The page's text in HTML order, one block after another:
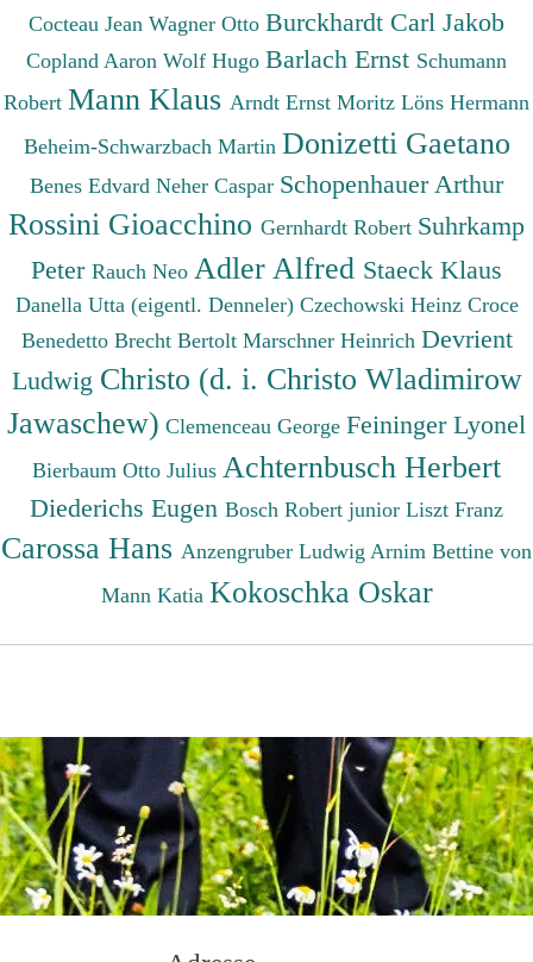
Cocteau Jean Wagner Otto Burckhardt Carl Jakob
Copland Aaron Wolf Hugo Barlach Ernst Schumann
Robert Mann Klaus Arndt Ernst Moritz Löns Hermann
Beheim-Schwarzbach Martin Donizetti Gaetano
Benes Edvard Neher Caspar Schopenhauer Arthur
Rossini Gioacchino Gernhardt Robert Suhrkamp
Peter Rauch Neo Adler Alfred Staeck Klaus
Danella Utta (eigentl. Denneler) Czechowski Heinz Croce
Benedetto Brecht Bertolt Marschner Heinrich Devrient
Ludwig Christo (d. i. Christo Wladimirow
Jawaschew) Clemenceau George Feininger Lyonel
Bierbaum Otto Julius Achternbusch Herbert
Diederichs Eugen Bosch Robert junior Liszt Franz
Carossa Hans Anzengruber Ludwig Arnim Bettine von
Mann Katia Kokoschka Oskar